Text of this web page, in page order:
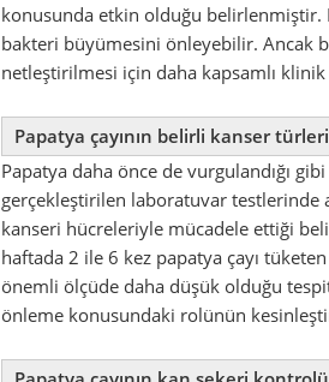
konusunda etkin olduğu belirlenmiştir.
bakteri büyümesini önleyebilir. Ancak
netleştirilmesi için daha kapsamlı
Papatya çayının belirli kanser
Papatya daha önce de vurgulandığı
gerçekleştirilen laboratuvar
kanseri hücreleriyle mücadele ettiği
haftada 2 ile 6 kez papatya çayı
önemli ölçüde daha düşük olduğu
önleme konusundaki rolünün